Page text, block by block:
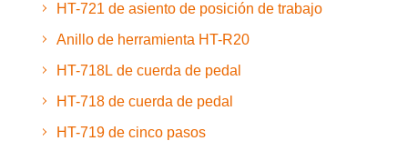
HT-721 de asiento de posición de trabajo
Anillo de herramienta HT-R20
HT-718L de cuerda de pedal
HT-718 de cuerda de pedal
HT-719 de cinco pasos